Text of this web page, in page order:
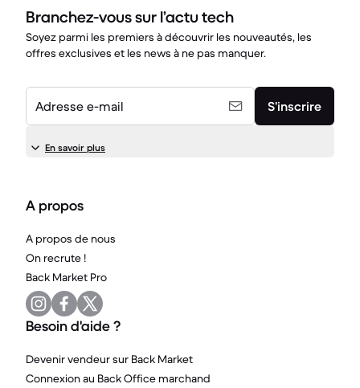
Branchez-vous sur l’actu tech
Soyez parmi les premiers à découvrir les nouveautés, les
offres exclusives et les news à ne pas manquer.
Adresse e-mail S’inscrire
En savoir plus
A propos
A propos de nous
On recrute !
Back Market Pro
Besoin d'aide ?
Devenir vendeur sur Back Market
Connexion au Back Office marchand